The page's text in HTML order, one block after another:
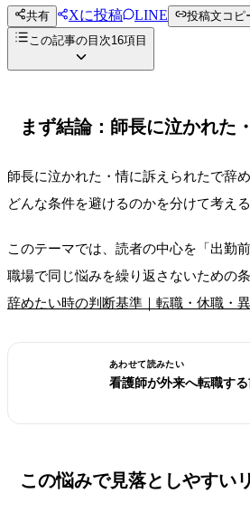
共有 Xに投稿 LINE
投稿文コピ
この記事の目次16項目
まず結論：師長に泣かれた
師長に泣かれた・情に訴えられたで辞
どんな条件を避けるのかを分けて考える
このテーマでは、読者の中心を「出勤
職場で同じ悩みを繰り返さないための
辞めたい時の判断基準｜転職・休職・
あわせて読みたい
看護師が外来へ転職す
この悩みで見落としやすい